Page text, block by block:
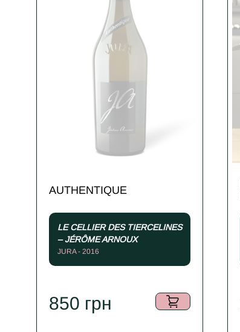
AUTHENTIQUE
LE CELLIER DES TIERCELINES
– JÉRÔME ARNOUX
JURA - 2016
850 грн